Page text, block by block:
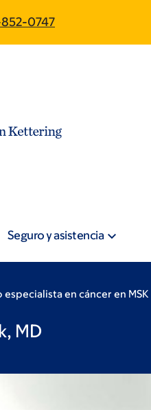
852-0747
Seguro y asistencia
en cáncer en MSK
MD